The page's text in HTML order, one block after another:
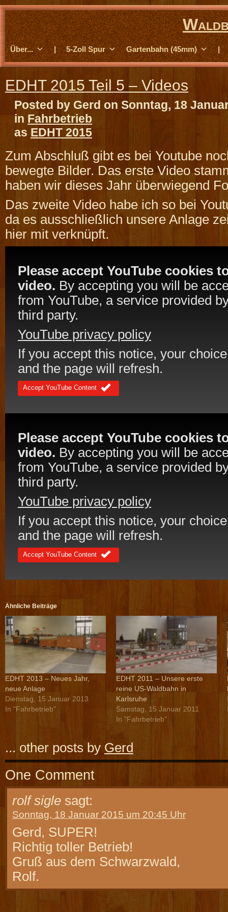
Über... | 5-Zoll Spur Gartenbahn (45mm) |
EDHT 2015 Teil 5 – Videos
Posted by Gerd on Sonntag, 18
in Fahrbetrieb
as EDHT 2015
Zum Abschluß gibt es bei Youtube
bewegte Bilder. Das erste Video
haben wir dieses Jahr überwiegend
Das zweite Video habe ich so bei
da es ausschließlich unsere Anlage
hier mit verknüpft.
Please accept YouTube cookies
video. By accepting you will be
from YouTube, a service provided
third party.
YouTube privacy policy
If you accept this notice, your
and the page will refresh.
Accept YouTube Content
Please accept YouTube cookies
video. By accepting you will be
from YouTube, a service provided
third party.
YouTube privacy policy
If you accept this notice, your
and the page will refresh.
Accept YouTube Content
Ähnliche Beiträge
EDHT 2013 – Neues Jahr,
neue Anlage
Dienstag, 15 Januar 2013
In "Fahrbetrieb"
EDHT 2011 – Unsere erste
reine US-Waldbahn in
Karlsruhe
Samstag, 15 Januar 2011
In "Fahrbetrieb"
... other posts by Gerd
One Comment
rolf sigle sagt:
Sonntag, 18 Januar 2015 um 20:45 Uhr
Gerd, SUPER!
Richtig toller Betrieb!
Gruß aus dem Schwarzwald,
Rolf.